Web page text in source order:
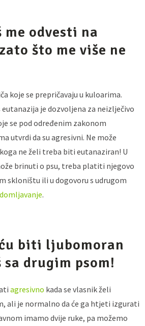
me odvesti na
što me više ne
koje se prepričavaju u kuloarima.
eutanazija je dozvoljena za neizlječivo
se pod određenim zakonom
utvrdi da su agresivni. Ne može
ne želi treba biti eutanaziran! U
brinuti o psu, treba platiti njegovo
skloništu ili u dogovoru s udrugom
.
biti ljubomoran
sa drugim psom!
agresivno kada se vlasnik želi
ali je normalno da će ga htjeti izgurati
imamo dvije ruke, pa možemo